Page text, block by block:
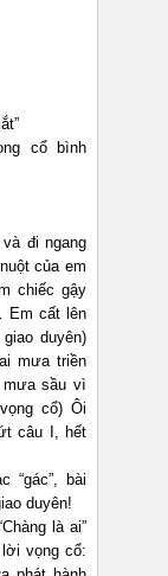
cổ bình
đi ngang
của em
chiếc gậy
Em cất lên
duyên)
mưa triền
sầu vì
cổ) Ôi
câu I, hết
“gác”, bài
duyên!
là ai”
vọng cổ: